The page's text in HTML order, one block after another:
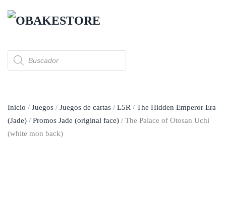
Búsqueda
de
productos
Inicio / Juegos / Juegos de cartas / L5R / The Hidden Emperor Era
(Jade) / Promos Jade (original face) / The Palace of Otosan Uchi
(white mon back)